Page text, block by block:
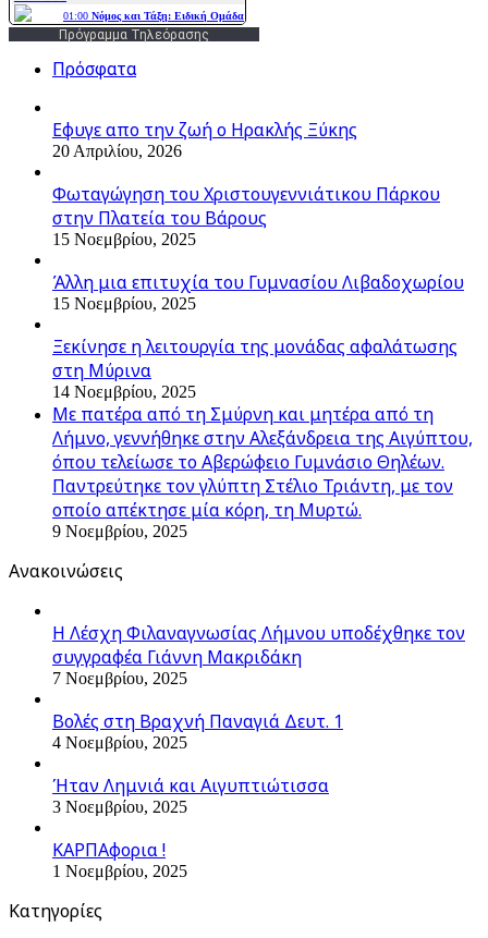
Πρόγραμμα Τηλεόρασης
Πρόσφατα
Εφυγε απο την ζωή o Ηρακλής Ξύκης
20 Απριλίου, 2026
Φωταγώγηση του Χριστουγεννιάτικου Πάρκου
στην Πλατεία του Βάρους
15 Νοεμβρίου, 2025
Άλλη μια επιτυχία του Γυμνασίου Λιβαδοχωρίου
15 Νοεμβρίου, 2025
Ξεκίνησε η λειτουργία της μονάδας αφαλάτωσης
στη Μύρινα
14 Νοεμβρίου, 2025
Με πατέρα από τη Σμύρνη και μητέρα από τη
Λήμνο, γεννήθηκε στην Αλεξάνδρεια της Αιγύπτου,
όπου τελείωσε το Αβερώφειο Γυμνάσιο Θηλέων.
Παντρεύτηκε τον γλύπτη Στέλιο Τριάντη, με τον
οποίο απέκτησε μία κόρη, τη Μυρτώ.
9 Νοεμβρίου, 2025
Ανακοινώσεις
Η Λέσχη Φιλαναγνωσίας Λήμνου υποδέχθηκε τον
συγγραφέα Γιάννη Μακριδάκη
7 Νοεμβρίου, 2025
Βολές στη Βραχνή Παναγιά Δευτ. 1
4 Νοεμβρίου, 2025
Ήταν Λημνιά και Αιγυπτιώτισσα
3 Νοεμβρίου, 2025
ΚΑΡΠΑφορια !
1 Νοεμβρίου, 2025
Kατηγορίες